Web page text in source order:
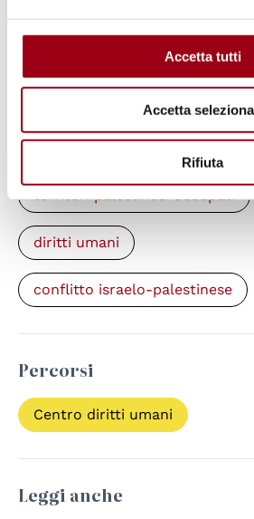
Accetta tutti
Accetta
Rifiuta
Global Campus of
Dichiarazione di
territori palestinesi occupati
diritti umani
conflitto israelo-palestinese
Percorsi
Centro diritti umani
Leggi anche